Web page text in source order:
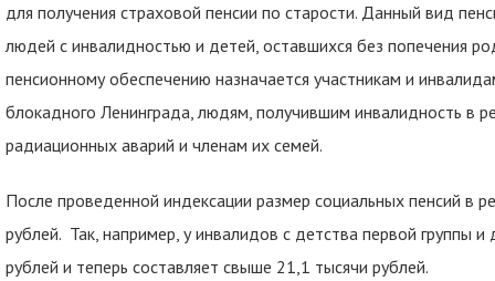
для получения страховой пенсии по старости. Данный вид
людей с инвалидностью и детей, оставшихся без попечения
пенсионному обеспечению назначается участникам и
блокадного Ленинграда, людям, получившим инвалидность в
радиационных аварий и членам их семей.
После проведенной индексации размер социальных пенсий в
рублей. Так, например, у инвалидов с детства первой группы
рублей и теперь составляет свыше 21,1 тысячи рублей.